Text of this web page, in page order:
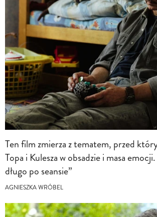
Ten film zmierza z tematem, przed
Topa i Kulesza w obsadzie i masa emocji.
długo po seansie”
AGNIESZKA WRÓBEL